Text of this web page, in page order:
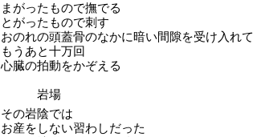
まがったもので撫でる
とがったもので刺す
おのれの頭蓋骨のなかに暗い間隙を受け入れて
もうあと十万回
心臓の拍動をかぞえる
岩場
その岩陰では
お産をしない習わしだった